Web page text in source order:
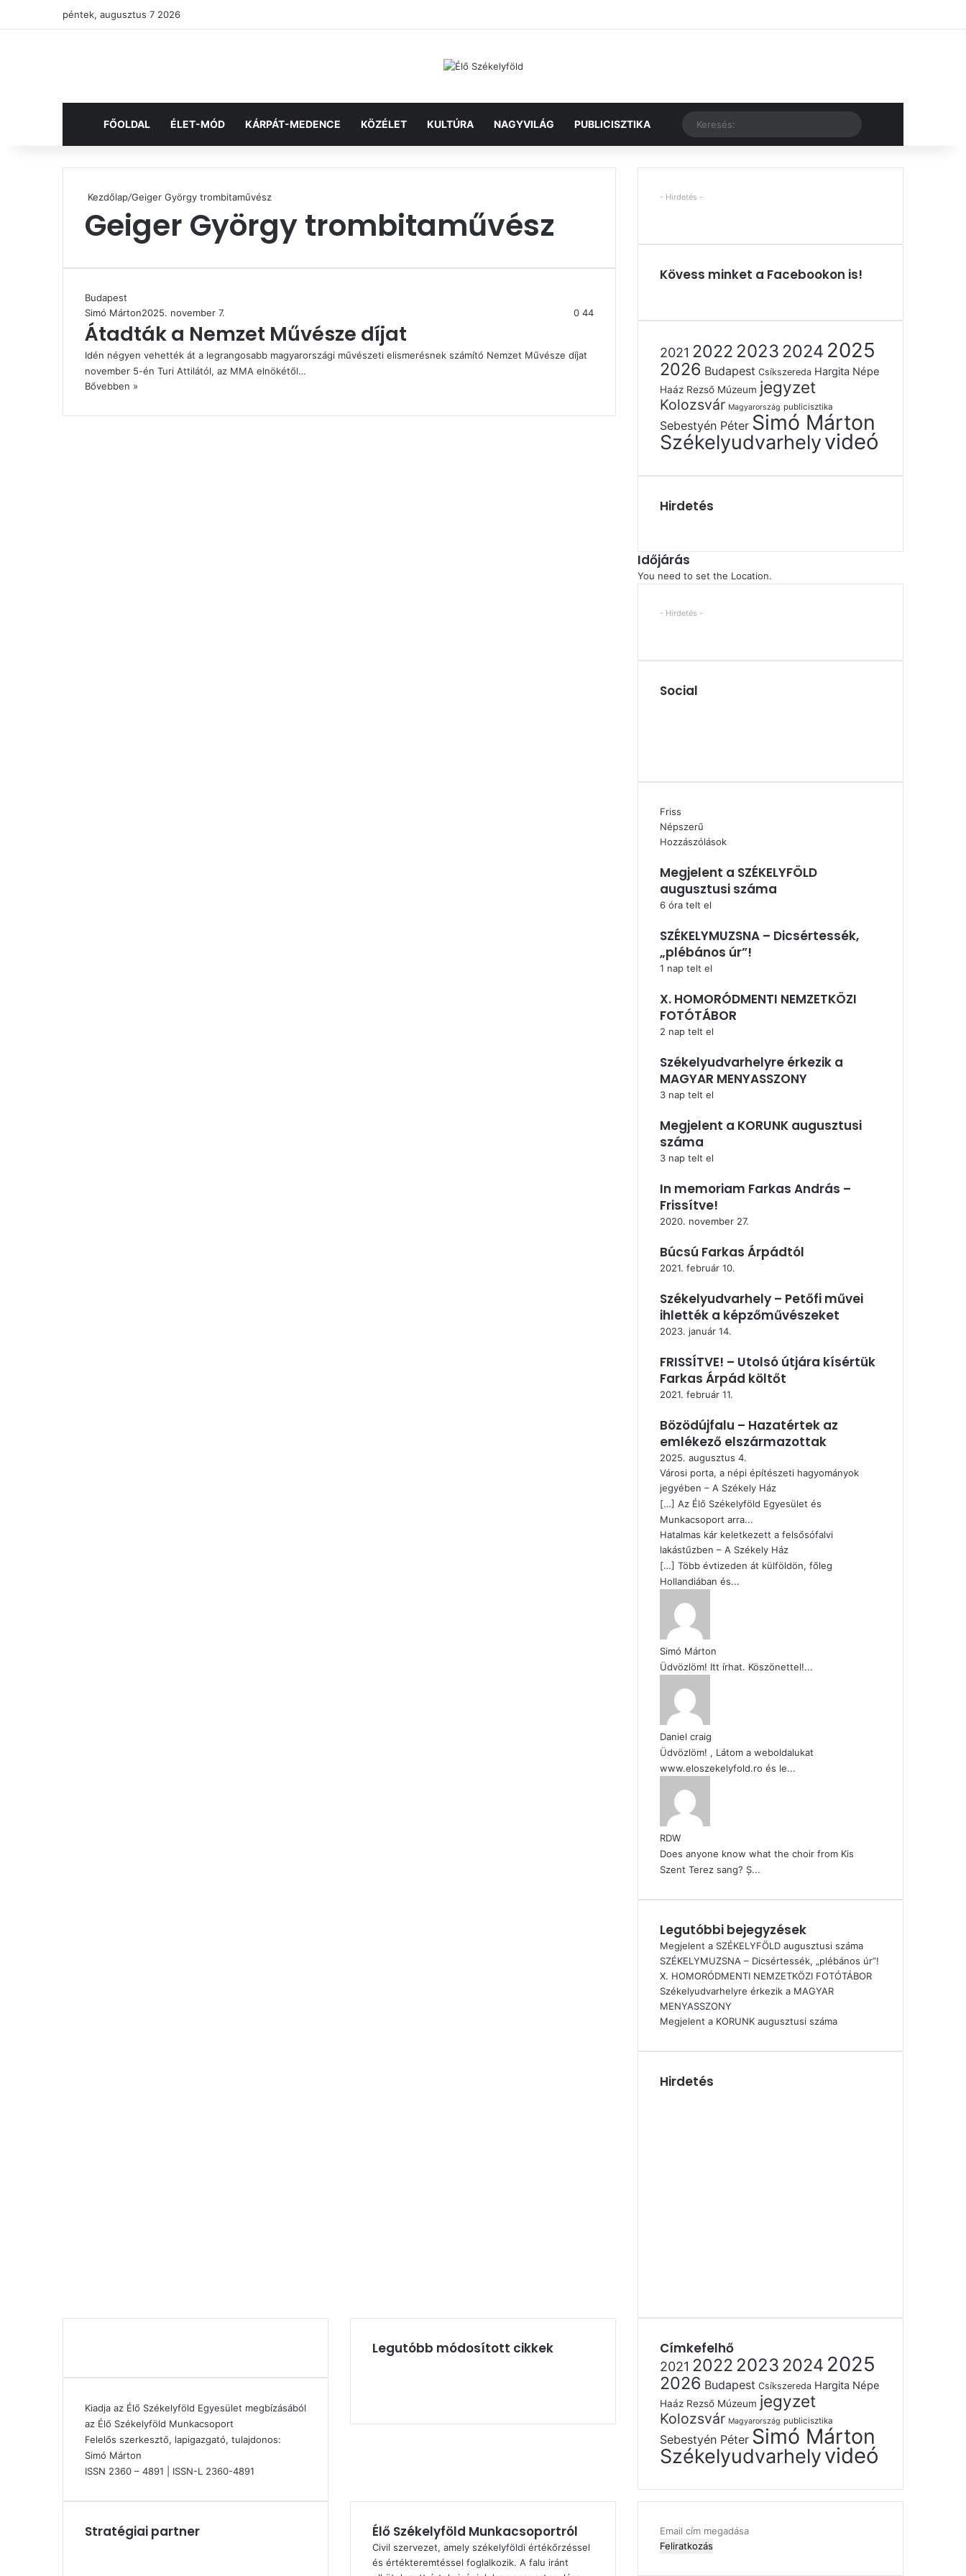
péntek, augusztus 7 2026
FŐOLDAL ÉLET-MÓD KÁRPÁT-MEDENCE KÖZÉLET KULTÚRA NAGYVILÁG PUBLICISZTIKA Véletlen cikk
Kezdőlap/Geiger György trombitaművész
Geiger György trombitaművész
Budapest
Simó Márton2025. november 7. 0 44
Átadták a Nemzet Művésze díjat
Idén négyen vehették át a legrangosabb magyarországi művészeti elismerésnek számító Nemzet Művésze díjat
november 5-én Turi Attilától, az MMA elnökétől…
Bővebben »
- Hirdetés -
Kövess minket a Facebookon is!
2021 2022 2023 2024 2025
2026 Budapest Csíkszereda Hargita Népe
Haáz Rezső Múzeum jegyzet
Kolozsvár Magyarország publicisztika
Sebestyén Péter Simó Márton
Székelyudvarhelyvideó
Hirdetés
Időjárás
You need to set the Location.
- Hirdetés -
Social
Friss
Népszerű
Hozzászólások
Megjelent a SZÉKELYFÖLD
augusztusi száma
6 óra telt el
SZÉKELYMUZSNA – Dicsértessék,
„plébános úr”!
1 nap telt el
X. HOMORÓDMENTI NEMZETKÖZI
FOTÓTÁBOR
2 nap telt el
Székelyudvarhelyre érkezik a
MAGYAR MENYASSZONY
3 nap telt el
Megjelent a KORUNK augusztusi
száma
3 nap telt el
In memoriam Farkas András –
Frissítve!
2020. november 27.
Búcsú Farkas Árpádtól
2021. február 10.
Székelyudvarhely – Petőfi művei
ihlették a képzőművészeket
2023. január 14.
FRISSÍTVE! – Utolsó útjára kísértük
Farkas Árpád költőt
2021. február 11.
Bözödújfalu – Hazatértek az
emlékező elszármazottak
2025. augusztus 4.
Városi porta, a népi építészeti hagyományok
jegyében – A Székely Ház
[…] Az Élő Székelyföld Egyesület és
Munkacsoport arra...
Hatalmas kár keletkezett a felsősófalvi
lakástűzben – A Székely Ház
[…] Több évtizeden át külföldön, főleg
Hollandiában és...
Simó Márton
Üdvözlöm! Itt írhat. Köszönettel!...
Daniel craig
Üdvözlöm! , Látom a weboldalukat
www.eloszekelyfold.ro és le...
RDW
Does anyone know what the choir from Kis
Szent Terez sang? Ș...
Legutóbbi bejegyzések
Megjelent a SZÉKELYFÖLD augusztusi száma
SZÉKELYMUZSNA – Dicsértessék, „plébános úr”!
X. HOMORÓDMENTI NEMZETKÖZI FOTÓTÁBOR
Székelyudvarhelyre érkezik a MAGYAR
MENYASSZONY
Megjelent a KORUNK augusztusi száma
Hirdetés
Kiadja az Élő Székelyföld Egyesület megbízásából
az Élő Székelyföld Munkacsoport
Felelős szerkesztő, lapigazgató, tulajdonos:
Simó Márton
ISSN 2360 – 4891 | ISSN-L 2360-4891
Legutóbb módosított cikkek Címkefelhő
2021 2022 2023 2024 2025
2026 Budapest Csíkszereda Hargita Népe
Haáz Rezső Múzeum jegyzet
Kolozsvár Magyarország publicisztika
Sebestyén Péter Simó Márton
Székelyudvarhelyvideó
Stratégiai partner Élő Székelyföld Munkacsoportról
Civil szervezet, amely székelyföldi értékőrzéssel
és értékteremtéssel foglalkozik. A falu iránt
Email
cím